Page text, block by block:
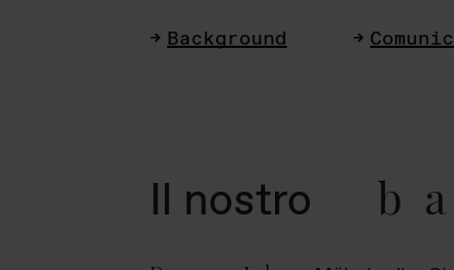
Background
Il nostro